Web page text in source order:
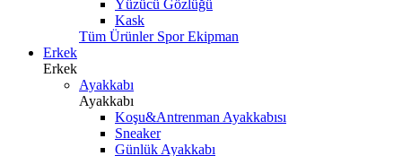
Yüzücü Gözlüğü
Kask
Tüm Ürünler Spor Ekipman
Erkek
Erkek
Ayakkabı
Ayakkabı
Koşu&Antrenman Ayakkabısı
Sneaker
Günlük Ayakkabı